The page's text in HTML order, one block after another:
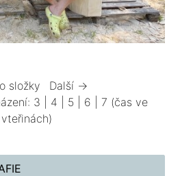
složky
Další →
3 4 5 6 7 (čas ve
vteřinách)